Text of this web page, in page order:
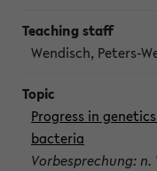
Wendisch, Peters-
Progress in
bacteria
Vorbesprechung: n.